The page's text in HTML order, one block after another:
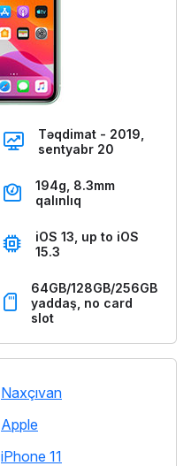
Təqdimat - 2019,
sentyabr 20
194g, 8.3mm
qalınlıq
iOS 13, up to iOS
15.3
64GB/128GB/256GB
yaddaş, no card
slot
Naxçıvan
Apple
iPhone 11